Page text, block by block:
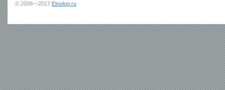
© 2008—2017 Etnolog.ru